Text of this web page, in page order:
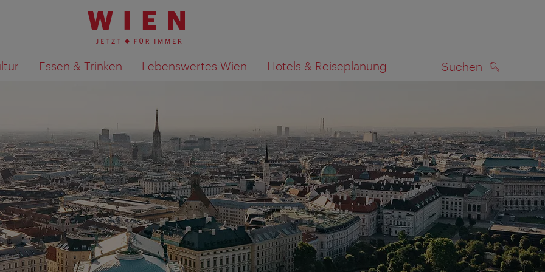
Essen & Trinken Lebenswertes Wien Hotels & Reiseplanung Suchen